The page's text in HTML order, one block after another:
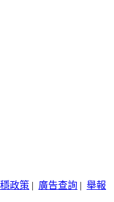
政策 | 廣告查詢 | 舉報